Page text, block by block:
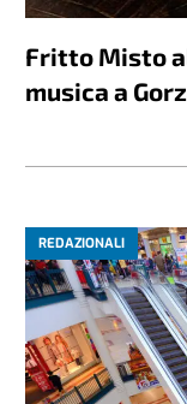
Fritto Misto
musica a
REDAZIONALI